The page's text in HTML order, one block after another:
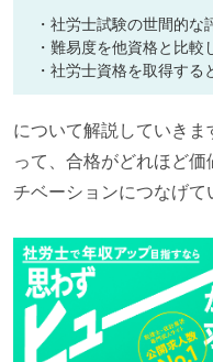
・社労士試験の世間的な
・難易度を他資格と比較
・社労士資格を取得する
について解説していき
って、合格がどれほど
チベーションにつなげて